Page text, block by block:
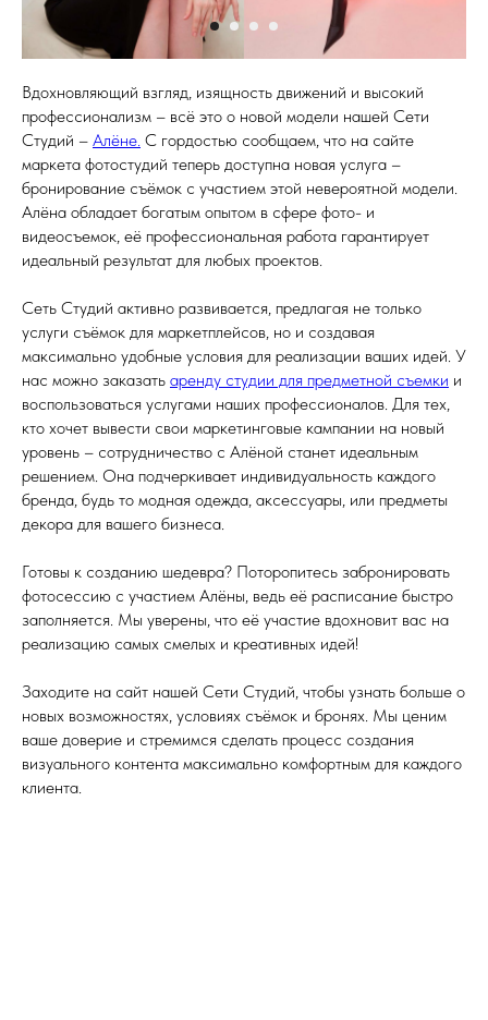
Вдохновляющий взгляд, изящность движений и высокий
профессионализм – всё это о новой модели нашей Сети
Студий – Алёне. С гордостью сообщаем, что на сайте
маркета фотостудий теперь доступна новая услуга –
бронирование съёмок с участием этой невероятной модели.
Алёна обладает богатым опытом в сфере фото- и
видеосъемок, её профессиональная работа гарантирует
идеальный результат для любых проектов.
Сеть Студий активно развивается, предлагая не только
услуги съёмок для маркетплейсов, но и создавая
максимально удобные условия для реализации ваших идей. У
нас можно заказать аренду студии для предметной съемки и
воспользоваться услугами наших профессионалов. Для тех,
кто хочет вывести свои маркетинговые кампании на новый
уровень – сотрудничество с Алёной станет идеальным
решением. Она подчеркивает индивидуальность каждого
бренда, будь то модная одежда, аксессуары, или предметы
декора для вашего бизнеса.
Готовы к созданию шедевра? Поторопитесь забронировать
фотосессию с участием Алёны, ведь её расписание быстро
заполняется. Мы уверены, что её участие вдохновит вас на
реализацию самых смелых и креативных идей!
Заходите на сайт нашей Сети Студий, чтобы узнать больше о
новых возможностях, условиях съёмок и бронях. Мы ценим
ваше доверие и стремимся сделать процесс создания
визуального контента максимально комфортным для каждого
клиента.